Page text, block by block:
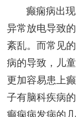
癫痫病出
异常放电导致
紊乱。而常见
病的导致，儿
更加容易患上
子有脑科疾病
癫痫病发病的几